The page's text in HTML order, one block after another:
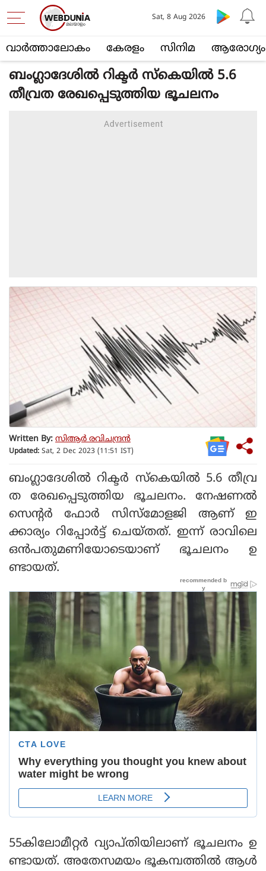
വാര്‍ത്താലോകം കേരളം സിനിമ ആരോഗ്യം
Sat, 8 Aug 2026
ബംഗ്ലാദേശില്‍ റിക്ടര്‍ സ്‌കെയില്‍ 5.6
തീവ്രത രേഖപ്പെടുത്തിയ ഭൂചലനം
Written By: സിആര്‍ രവിചന്ദ്രന്‍
Updated: Sat, 2 Dec 2023 (11:51 IST)
ബംഗ്ലാദേശില്‍ റിക്ടര്‍ സ്‌കെയില്‍ 5.6 തീവ്ര
ത രേഖപ്പെടുത്തിയ ഭൂചലനം. നേഷണല്‍
സെന്റര്‍ ഫോര്‍ സിസ്‌മോളജി ആണ് ഇ
ക്കാര്യം റിപ്പോര്‍ട്ട് ചെയ്തത്. ഇന്ന് രാവിലെ
ഒന്‍പതുമണിയോടെയാണ് ഭൂചലനം ഉ
ണ്ടായത്.
55കിലോമീറ്റര്‍ വ്യാപ്തിയിലാണ് ഭൂചലനം ഉ
ണ്ടായത്. അതേസമയം ഭൂകമ്പത്തില്‍ ആള്‍